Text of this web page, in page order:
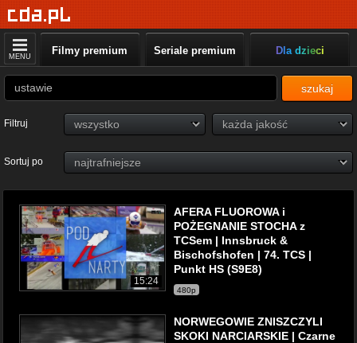
MENU Filmy premium Seriale premium Dla dzieci
szukaj
Filtruj
Sortuj po
15:24
AFERA FLUOROWA i
POŻEGNANIE STOCHA z
TCSem | Innsbruck &
Bischofshofen | 74. TCS |
Punkt HS (S9E8)
480p
NORWEGOWIE ZNISZCZYLI
SKOKI NARCIARSKIE | Czarne